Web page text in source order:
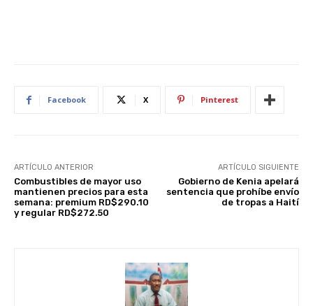
Facebook X Pinterest
ARTÍCULO ANTERIOR
Combustibles de mayor uso
mantienen precios para esta
semana: premium RD$290.10
y regular RD$272.50
ARTÍCULO SIGUIENTE
Gobierno de Kenia apelará
sentencia que prohíbe envío
de tropas a Haití